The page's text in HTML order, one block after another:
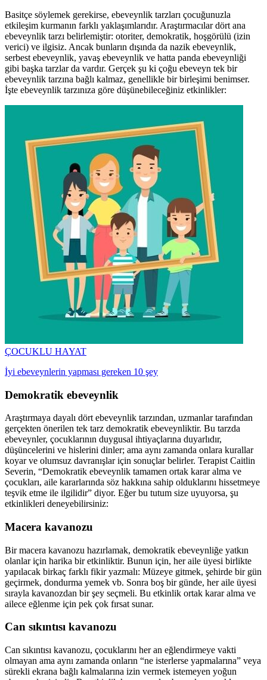
Basitçe söylemek gerekirse, ebeveynlik tarzları çocuğunuzla
etkileşim kurmanın farklı yaklaşımlarıdır. Araştırmacılar dört ana
ebeveynlik tarzı belirlemiştir: otoriter, demokratik, hoşgörülü (izin
verici) ve ilgisiz. Ancak bunların dışında da nazik ebeveynlik,
serbest ebeveynlik, yavaş ebeveynlik ve hatta panda ebeveynliği
gibi başka tarzlar da vardır. Gerçek şu ki çoğu ebeveyn tek bir
ebeveynlik tarzına bağlı kalmaz, genellikle bir birleşimi benimser.
İşte ebeveynlik tarzınıza göre düşünebileceğiniz etkinlikler:
ÇOCUKLU HAYAT
İyi ebeveynlerin yapması gereken 10 şey
Demokratik ebeveynlik
Araştırmaya dayalı dört ebeveynlik tarzından, uzmanlar tarafından
gerçekten önerilen tek tarz demokratik ebeveynliktir. Bu tarzda
ebeveynler, çocuklarının duygusal ihtiyaçlarına duyarlıdır,
düşüncelerini ve hislerini dinler; ama aynı zamanda onlara kurallar
koyar ve olumsuz davranışlar için sonuçlar belirler. Terapist Caitlin
Severin, “Demokratik ebeveynlik tamamen ortak karar alma ve
çocukları, aile kararlarında söz hakkına sahip olduklarını hissetmeye
teşvik etme ile ilgilidir” diyor. Eğer bu tutum size uyuyorsa, şu
etkinlikleri deneyebilirsiniz:
Macera kavanozu
Bir macera kavanozu hazırlamak, demokratik ebeveynliğe yatkın
olanlar için harika bir etkinliktir. Bunun için, her aile üyesi birlikte
yapılacak birkaç farklı fikir yazmalı: Müzeye gitmek, şehirde bir gün
geçirmek, dondurma yemek vb. Sonra boş bir günde, her aile üyesi
sırayla kavanozdan bir şey seçmeli. Bu etkinlik ortak karar alma ve
ailece eğlenme için pek çok fırsat sunar.
Can sıkıntısı kavanozu
Can sıkıntısı kavanozu, çocuklarını her an eğlendirmeye vakti
olmayan ama aynı zamanda onların “ne isterlerse yapmalarına” veya
sürekli ekrana bağlı kalmalarına izin vermek istemeyen yoğun